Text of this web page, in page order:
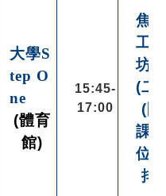
大學S
tep O
ne
(體育
館)
15:45-
17:00
焦
工
坊
(二)
(開
課
位
排)